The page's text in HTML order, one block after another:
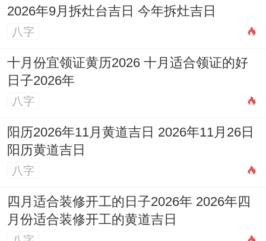
2026年9月拆灶台吉日 今年拆灶吉日
八字
十月份宜领证黄历2026 十月适合领证的好
日子2026年
八字
阳历2026年11月黄道吉日 2026年11月26日
阳历黄道吉日
八字
四月适合装修开工的日子2026年 2026年四
月份适合装修开工的黄道吉日